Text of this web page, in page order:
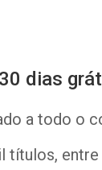
dias
a todo o
títulos,